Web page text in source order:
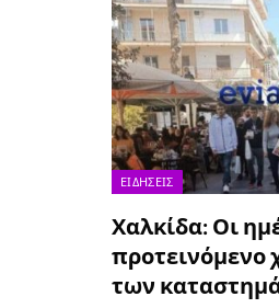
ΕΙΔΉΣΕΙΣ
Χαλκίδα: Οι
προτεινόμενο
των